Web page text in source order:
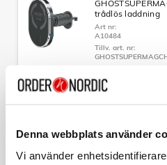
Denna webbplats använder
Vi använder
Färg:
Transparent + Vit ring
Passar:
Apple iPhone 17
trådlös laddning
Art nr:
A10484
Tillv. art. nr:
CELLY
Magwallet
A11667
MAGWALLETBK